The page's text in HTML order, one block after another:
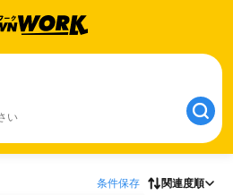
い
条件保存 関連度順